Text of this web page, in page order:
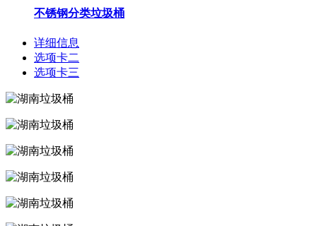
不锈钢分类垃圾桶
详细信息
选项卡二
选项卡三